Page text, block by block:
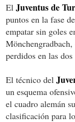
El Juventus de
puntos en la fase
empatar sin goles
perdidos en las
El técnico del
un esquema
el cuadro alemán
clasificación para